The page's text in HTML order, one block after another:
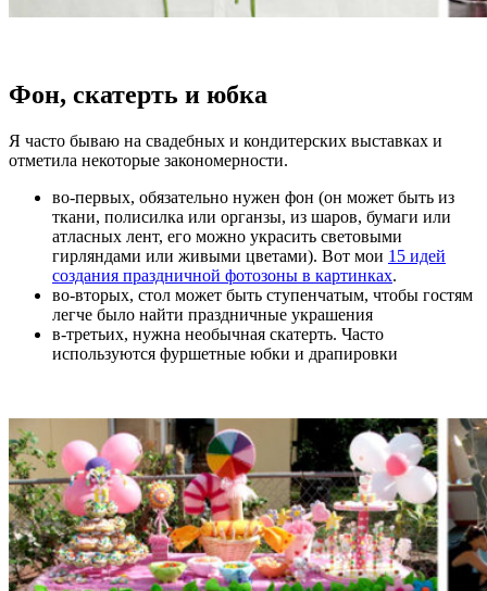
Фон, скатерть и юбка
Я часто бываю на свадебных и кондитерских выставках и
отметила некоторые закономерности.
во-первых, обязательно нужен фон (он может быть из
ткани, полисилка или органзы, из шаров, бумаги или
атласных лент, его можно украсить световыми
гирляндами или живыми цветами). Вот мои 15 идей
создания праздничной фотозоны в картинках.
во-вторых, стол может быть ступенчатым, чтобы гостям
легче было найти праздничные украшения
в-третьих, нужна необычная скатерть. Часто
используются фуршетные юбки и драпировки